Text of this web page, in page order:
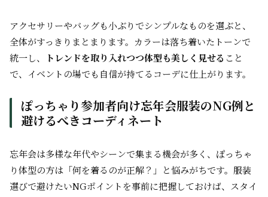
アクセサリーやバッグも小ぶりでシンプルなものを選ぶと、
全体がすっきりまとまります。カラーは落ち着いたトーンで
統一し、
トレンドを取り入れつつ体型も美しく見せる こと
で、イベントの場でも自信が持てるコーデに仕上がります。
ぽっちゃり参加者向け忘年会服装のNG例と
避けるべきコーディネート
忘年会は多様な年代やシーンで集まる機会が多く、ぽっちゃ
り体型の方は「何を着るのが正解？」と悩みがちです。服装
選びで避けたいNGポイントを事前に把握しておけば、スタイ